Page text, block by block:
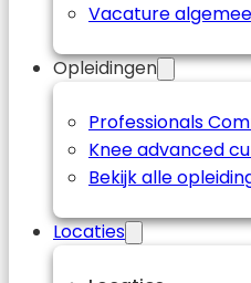
Vacature
Opleidingen
Professionals
Knee advanced
Bekijk alle
Locaties